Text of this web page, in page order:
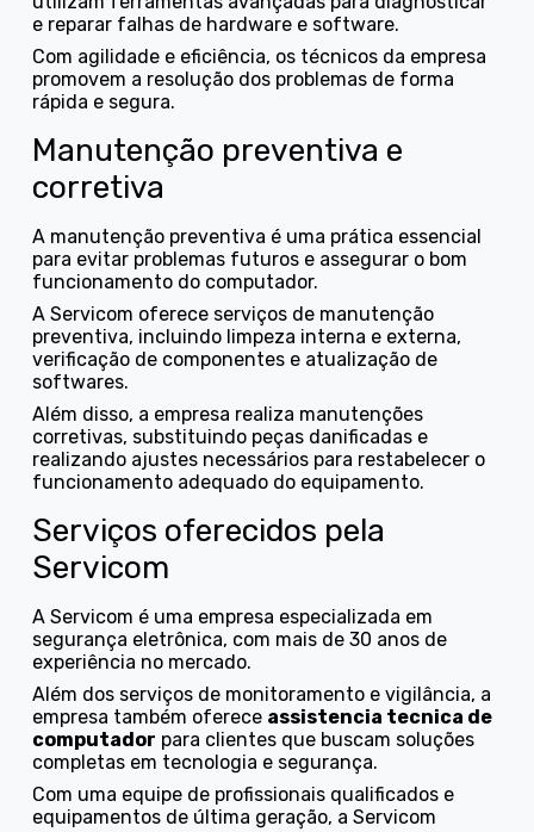
e reparar falhas de hardware e software.
Com agilidade e eficiência, os técnicos da empresa
promovem a resolução dos problemas de forma
rápida e segura.
Manutenção preventiva e
corretiva
A manutenção preventiva é uma prática essencial
para evitar problemas futuros e assegurar o bom
funcionamento do computador.
A Servicom oferece serviços de manutenção
preventiva, incluindo limpeza interna e externa,
verificação de componentes e atualização de
softwares.
Além disso, a empresa realiza manutenções
corretivas, substituindo peças danificadas e
realizando ajustes necessários para restabelecer o
funcionamento adequado do equipamento.
Serviços oferecidos pela
Servicom
A Servicom é uma empresa especializada em
segurança eletrônica, com mais de 30 anos de
experiência no mercado.
Além dos serviços de monitoramento e vigilância, a
empresa também oferece assistencia tecnica de
computador para clientes que buscam soluções
completas em tecnologia e segurança.
Com uma equipe de profissionais qualificados e
equipamentos de última geração, a Servicom